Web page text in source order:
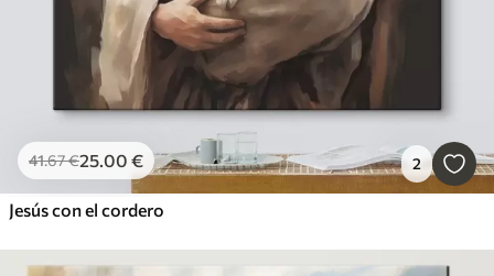
41.67€25.00 € 2
Jesús con el cordero